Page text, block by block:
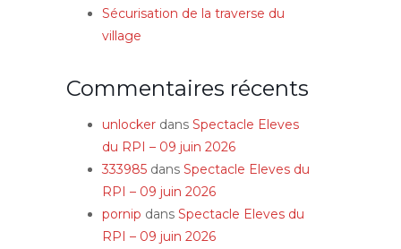
Sécurisation de la traverse du
village
Commentaires récents
unlocker dans Spectacle Eleves
du RPI – 09 juin 2026
333985 dans Spectacle Eleves du
RPI – 09 juin 2026
pornip dans Spectacle Eleves du
RPI – 09 juin 2026